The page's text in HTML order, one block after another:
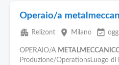
Operaio/a
apartment Relizont place Milano event_available
OPERAIO/A
Produzione/OperationsLuogo di